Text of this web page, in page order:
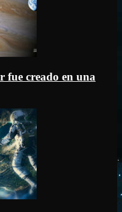
fue creado en una